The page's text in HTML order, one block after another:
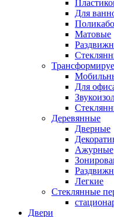
Для
Матовые
Для
Деревянные
Дверные
Ажурные
Легкие
Стеклянные
Двери